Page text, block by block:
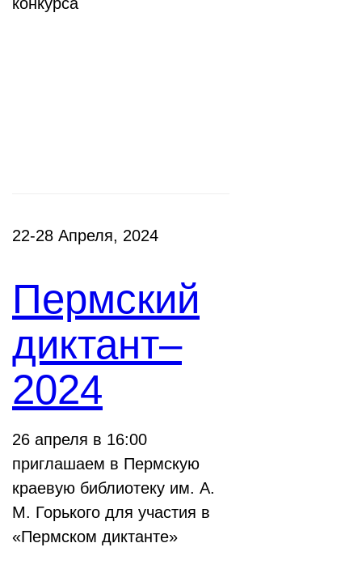
22-28 Апреля, 2024
Пермский
диктант–
2024
26 апреля в 16:00
приглашаем в Пермскую
краевую библиотеку им. А.
М. Горького для участия в
«Пермском диктанте»